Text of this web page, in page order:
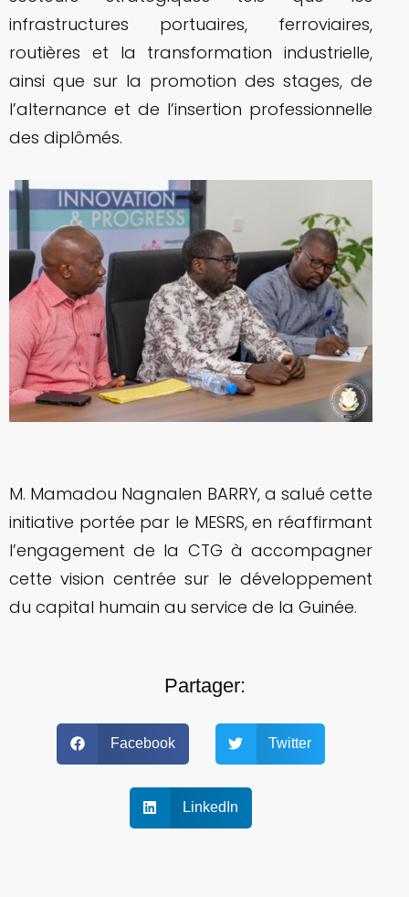
infrastructures portuaires, ferroviaires,
routières et la transformation industrielle,
ainsi que sur la promotion des stages, de
l’alternance et de l’insertion professionnelle
des diplômés.
M. Mamadou Nagnalen BARRY, a salué cette
initiative portée par le MESRS, en réaffirmant
l’engagement de la CTG à accompagner
cette vision centrée sur le développement
du capital humain au service de la Guinée.
Partager:
Facebook Twitter
LinkedIn